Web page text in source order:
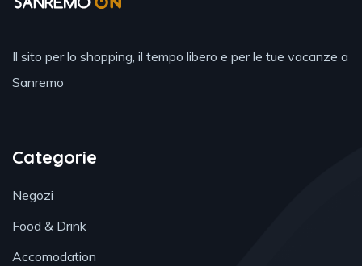
Il sito per lo shopping, il tempo libero e per le tue vacanze a
Sanremo
Categorie
Negozi
Food & Drink
Accomodation